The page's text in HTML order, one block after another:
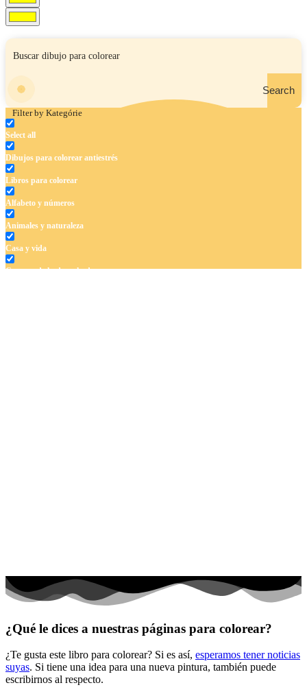
Search
Filter by Kategórie
Select all
Dibujos para colorear antiestrés
Libros para colorear
Alfabeto y números
Animales y naturaleza
Casa y vida
Cuentos de hadas y hadas
Transporte
Libros para colorear para niños
Nezaradené
Sin categorizar
¿Qué le dices a nuestras páginas para colorear?
¿Te gusta este libro para colorear? Si es así, esperamos tener noticias
suyas. Si tiene una idea para una nueva pintura, también puede
escribirnos al respecto.